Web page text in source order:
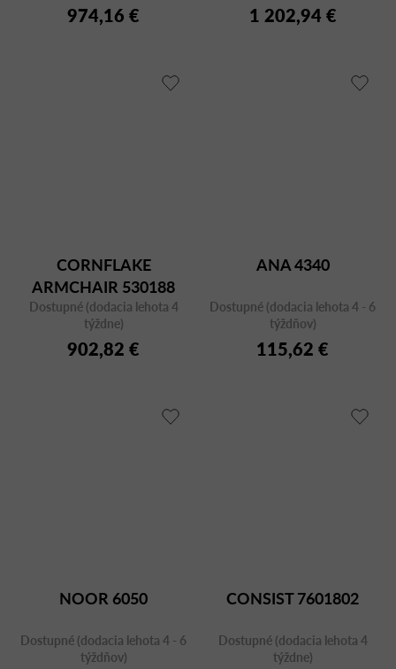
974,16 € 1 202,94 €
CORNFLAKE
ARMCHAIR 530188
Dostupné (dodacia lehota 4
týždne)
902,82 €
ANA 4340
Dostupné (dodacia lehota 4 - 6
týždňov)
115,62 €
NOOR 6050
Dostupné (dodacia lehota 4 - 6
týždňov)
CONSIST 7601802
Dostupné (dodacia lehota 4
týždne)